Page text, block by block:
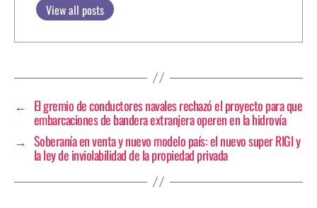
View all posts
← El gremio de conductores navales rechazó el proyecto para que
embarcaciones de bandera extranjera operen en la hidrovía
→ Soberanía en venta y nuevo modelo país: el nuevo super RIGI y
la ley de inviolabilidad de la propiedad privada